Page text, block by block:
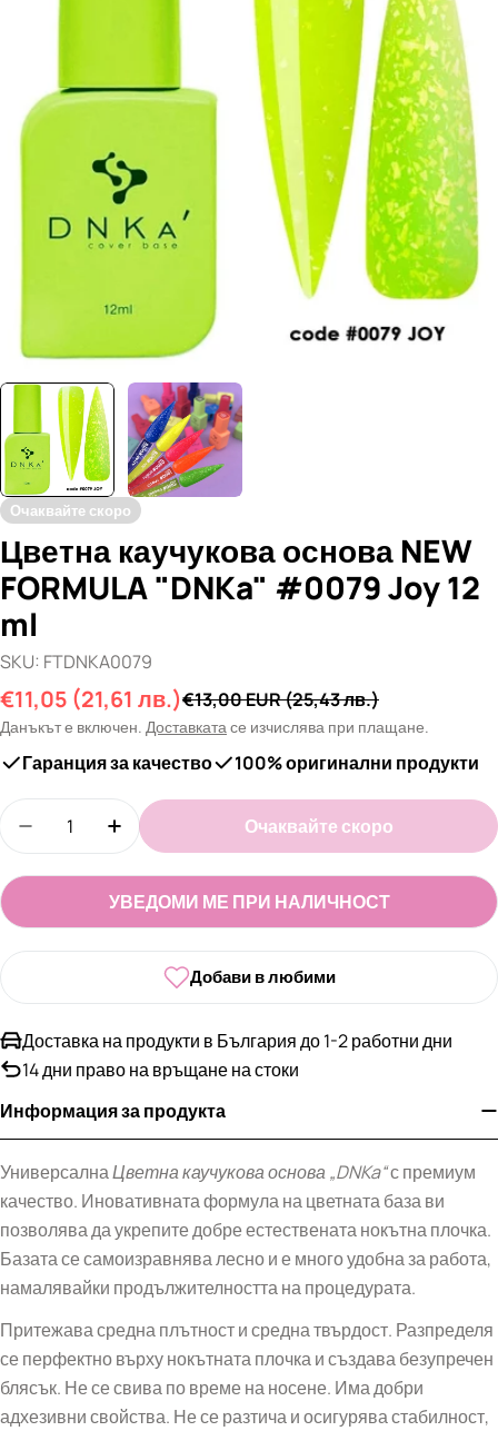
медия 0 в прозорец
Очаквайте скоро
Цветна каучукова основа NEW
FORMULA "DNKa" #0079 Joy 12
ml
SKU: FTDNKA0079
Промо
цена
€11,05 (21,61 лв.)
Редовна
цена
€13,00 EUR(25,43 лв.)
Данъкът е включен. Доставката се изчислява при плащане.
Гаранция за качество 100% оригинални продукти
Намали количеството за Цветна каучукова
Увеличи количеството за Цветна
Очаквайте скоро
УВЕДОМИ МЕ ПРИ НАЛИЧНОСТ
Добави в любими
Доставка на продукти в България до 1-2 работни дни
14 дни право на връщане на стоки
Информация за продукта
УниверсалнаЦветна каучукова основа„DNKa“с премиум
качество. Иновативната формула на цветната база ви
позволява да укрепите добре естествената нокътна плочка.
Базата се самоизравнява лесно и е много удобна за работа,
намалявайки продължителността на процедурата.
Притежава средна плътност и средна твърдост. Разпределя
се перфектно върху нокътната плочка и създава безупречен
блясък. Не се свива по време на носене. Има добри
адхезивни свойства. Не се разтича и осигурява стабилност,